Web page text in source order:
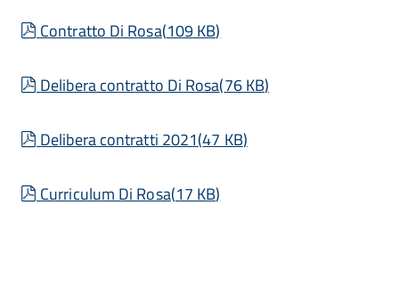
pdf
Contratto Di Rosa(109 KB)
pdf
Delibera contratto Di Rosa(76 KB)
pdf
Delibera contratti 2021(47 KB)
pdf
Curriculum Di Rosa(17 KB)